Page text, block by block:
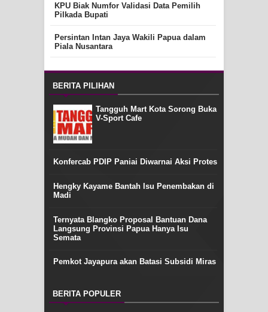
KPU Biak Numfor Validasi Data Pemilih
Pilkada Bupati
Persintan Intan Jaya Wakili Papua dalam
Piala Nusantara
BERITA PILIHAN
Tangguh Mart Kota Sorong Buka
V-Sport Cafe
Konfercab PDIP Paniai Diwarnai Aksi Protes
Hengky Kayame Bantah Isu Penembakan di
Madi
Ternyata Blangko Proposal Bantuan Dana
Langsung Provinsi Papua Hanya Isu
Semata
Pemkot Jayapura akan Batasi Subsidi Miras
BERITA POPULER